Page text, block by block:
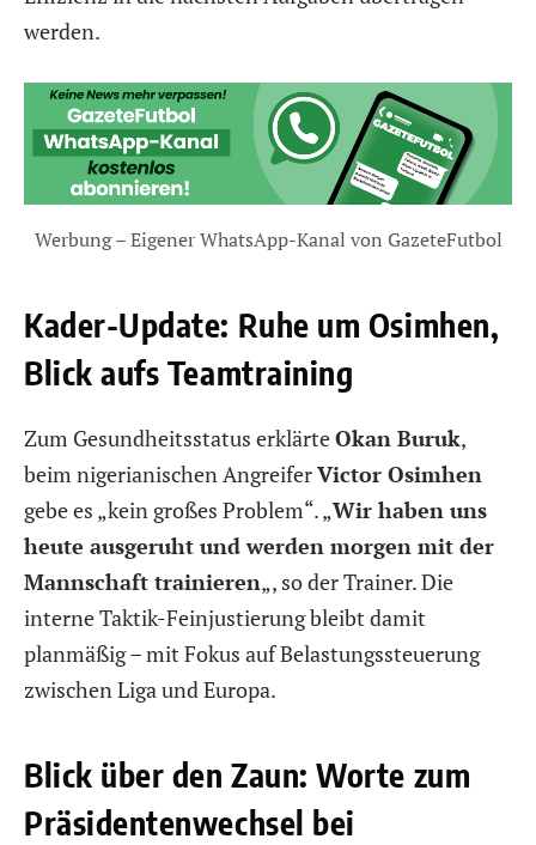
werden.
Werbung – Eigener WhatsApp-Kanal von GazeteFutbol
Kader-Update: Ruhe um Osimhen,
Blick aufs Teamtraining
Zum Gesundheitsstatus erklärteOkan Buruk,
beim nigerianischen AngreiferVictor Osimhen
gebe es „kein großes Problem“. „Wir haben uns
heute ausgeruht und werden morgen mit der
Mannschaft trainieren„, so der Trainer. Die
interne Taktik-Feinjustierung bleibt damit
planmäßig – mit Fokus auf Belastungssteuerung
zwischen Liga und Europa.
Blick über den Zaun: Worte zum
Präsidentenwechsel bei